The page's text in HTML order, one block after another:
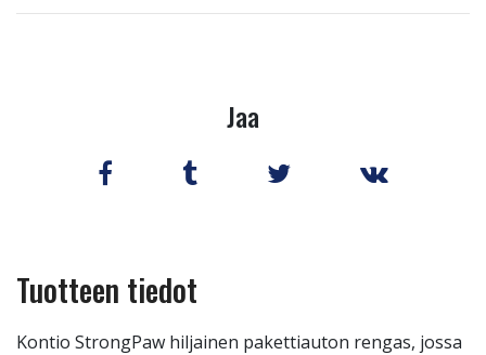
Jaa
Tuotteen tiedot
Kontio StrongPaw hiljainen pakettiauton rengas, jossa